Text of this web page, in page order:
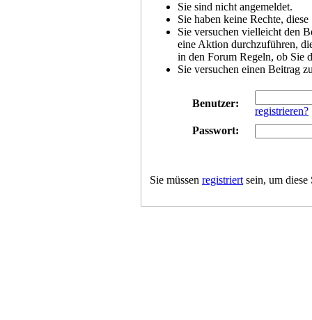
Sie sind nicht angemeldet.
Sie haben keine Rechte,
Sie versuchen vielleicht den
eine Aktion durchzuführen,
in den Forum Regeln, ob Sie
Sie versuchen einen Beitrag
Benutzer:
registrieren?
Passwort:
Sie müssenregistriert sein, um